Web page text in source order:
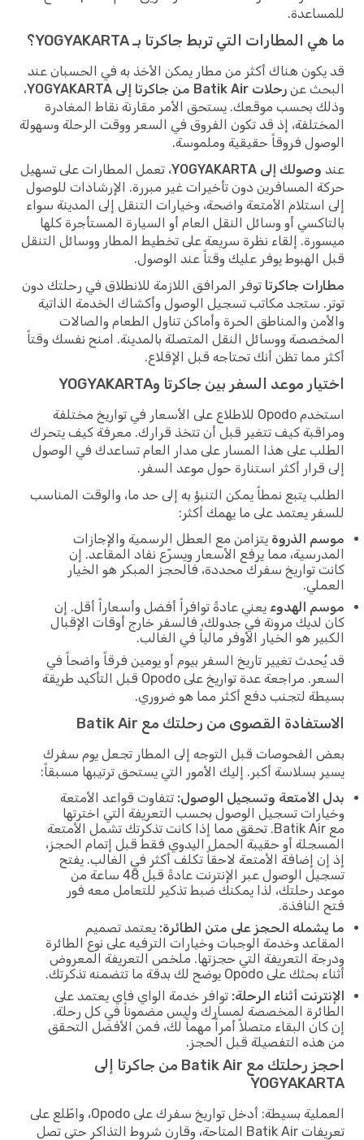
للمساعدة.
ما هي المطارات التي تربط جاكرتا بـ YOGYAKARTA؟
قد يكون هناك أكثر من مطار يمكن الأخذ به في الحسبان عند
البحث عن رحلات Batik Air من جاكرتا إلى YOGYAKARTA
،
وذلك بحسب موقعك. يستحق الأمر مقارنة نقاط المغادرة
المختلفة، إذ قد تكون الفروق في السعر ووقت الرحلة وسهولة
الوصول فروقاً حقيقية وملموسة.
عند وصولك إلى YOGYAKARTA
، تعمل المطارات على تسهيل
حركة المسافرين دون تأخيرات غير مبررة. الإرشادات للوصول
إلى استلام الأمتعة واضحة، وخيارات التنقل إلى المدينة سواء
بالتاكسي أو وسائل النقل العام أو السيارة المستأجرة كلها
ميسورة. إلقاء نظرة سريعة على تخطيط المطار ووسائل التنقل
قبل الهبوط يوفر عليك وقتاً عند الوصول.
مطارات جاكرتا توفر المرافق اللازمة للانطلاق في رحلتك دون
توتر. ستجد مكاتب تسجيل الوصول وأكشاك الخدمة الذاتية
والأمن والمناطق الحرة وأماكن تناول الطعام والصالات
المخصصة ووسائل النقل المتصلة بالمدينة. امنح نفسك وقتاً
أكثر مما تظن أنك تحتاجه قبل الإقلاع.
اختيار موعد السفر بين جاكرتا وYOGYAKARTA
استخدم Opodo للاطلاع على الأسعار في تواريخ مختلفة
ومراقبة كيف تتغير قبل أن تتخذ قرارك. معرفة كيف يتحرك
الطلب على هذا المسار على مدار العام تساعدك في الوصول
إلى قرار أكثر استنارة حول موعد السفر.
الطلب يتبع نمطاً يمكن التنبؤ به إلى حد ما، والوقت المناسب
للسفر يعتمد على ما يهمك أكثر:
موسم الذروة يتزامن مع العطل الرسمية والإجازات
المدرسية، مما يرفع الأسعار ويسرّع نفاد المقاعد. إن
كانت تواريخ سفرك محددة، فالحجز المبكر هو الخيار
العملي.
موسم الهدوء يعني عادةً توافراً أفضل وأسعاراً أقل. إن
كان لديك مرونة في جدولك، فالسفر خارج أوقات الإقبال
الكبير هو الخيار الأوفر مالياً في الغالب.
قد يُحدث تغيير تاريخ السفر بيوم أو يومين فرقاً واضحاً في
السعر. مراجعة عدة تواريخ على Opodo قبل التأكيد طريقة
بسيطة لتجنب دفع أكثر مما هو ضروري.
الاستفادة القصوى من رحلتك مع Batik Air
بعض الفحوصات قبل التوجه إلى المطار تجعل يوم سفرك
يسير بسلاسة أكبر. إليك الأمور التي يستحق ترتيبها مسبقاً:
بدل الأمتعة وتسجيل الوصول: تتفاوت قواعد الأمتعة
وخيارات تسجيل الوصول بحسب التعريفة التي اخترتها
مع Batik Air. تحقق مما إذا كانت تذكرتك تشمل الأمتعة
المسجلة أو حقيبة الحمل اليدوي فقط قبل إتمام الحجز،
إذ إن إضافة الأمتعة لاحقاً تكلف أكثر في الغالب. يفتح
تسجيل الوصول عبر الإنترنت عادةً قبل 48 ساعة من
موعد رحلتك، لذا يمكنك ضبط تذكير للتعامل معه فور
فتح النافذة.
ما يشمله الحجز على متن الطائرة: يعتمد تصميم
المقاعد وخدمة الوجبات وخيارات الترفيه على نوع الطائرة
ودرجة التعريفة التي حجزتها. ملخص التعريفة المعروض
أثناء بحثك على Opodo يوضح لك بدقة ما تتضمنه تذكرتك.
الإنترنت أثناء الرحلة: توافر خدمة الواي فاي يعتمد على
الطائرة المخصصة لمسارك وليس مضموناً في كل رحلة.
إن كان البقاء متصلاً أمراً مهماً لك، فمن الأفضل التحقق
من هذه التفصيلة قبل الحجز.
احجز رحلتك مع Batik Air من جاكرتا إلى
YOGYAKARTA
العملية بسيطة: أدخل تواريخ سفرك على Opodo، واطّلع على
تعريفات Batik Air المتاحة، وقارن شروط التذاكر حتى تصل